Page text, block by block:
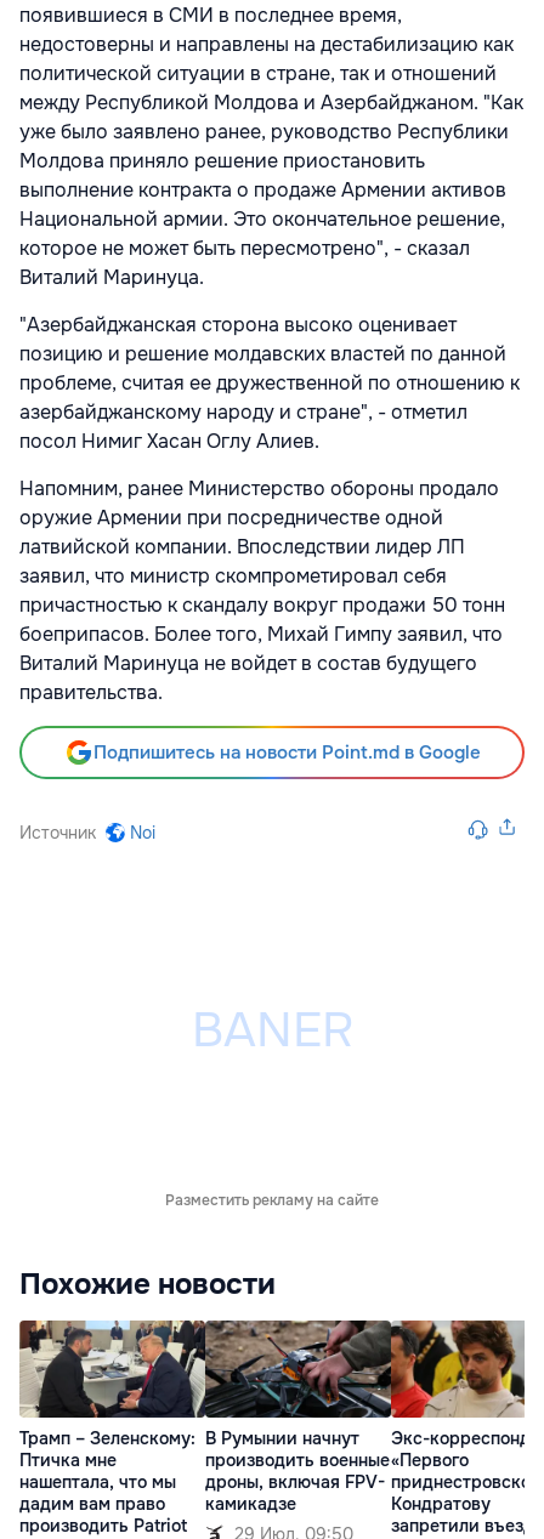
появившиеся в СМИ в последнее время,
недостоверны и направлены на дестабилизацию как
политической ситуации в стране, так и отношений
между Республикой Молдова и Азербайджаном. "Как
уже было заявлено ранее, руководство Республики
Молдова приняло решение приостановить
выполнение контракта о продаже Армении активов
Национальной армии. Это окончательное решение,
которое не может быть пересмотрено", - сказал
Виталий Маринуца.
"Азербайджанская сторона высоко оценивает
позицию и решение молдавских властей по данной
проблеме, считая ее дружественной по отношению к
азербайджанскому народу и стране", - отметил
посол Нимиг Хасан Оглу Алиев.
Напомним, ранее Министерство обороны продало
оружие Армении при посредничестве одной
латвийской компании. Впоследствии лидер ЛП
заявил, что министр скомпрометировал себя
причастностью к скандалу вокруг продажи 50 тонн
боеприпасов. Более того, Михай Гимпу заявил, что
Виталий Маринуца не войдет в состав будущего
правительства.
Подпишитесь на новости Point.md в Google
Источник Noi
Разместить рекламу на сайте
Похожие новости
Трамп – Зеленскому:
Птичка мне
нашептала, что мы
дадим вам право
производить Patriot
В Румынии начнут
производить военные
дроны, включая FPV-
камикадзе
29 Июл. 09:50
Экс-
«Первого
Кондратову
запретили въезд